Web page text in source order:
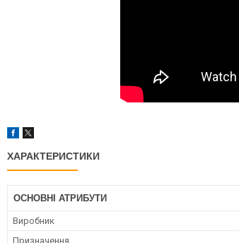
ХАРАКТЕРИСТИКИ
ОСНОВНІ АТРИБУТИ
Виробник
Призначення